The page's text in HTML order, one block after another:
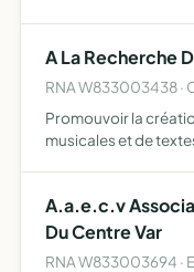
en dé…
A La Recherche
RNA W833003438 ·
Promouvoir la
musicales et de
A.a.e.c.v
Du Centre Var
RNA W833003694 ·